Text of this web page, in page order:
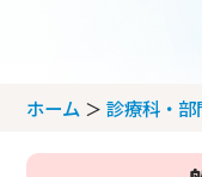
アクセス
フロアマッ
ホーム 診療科・部